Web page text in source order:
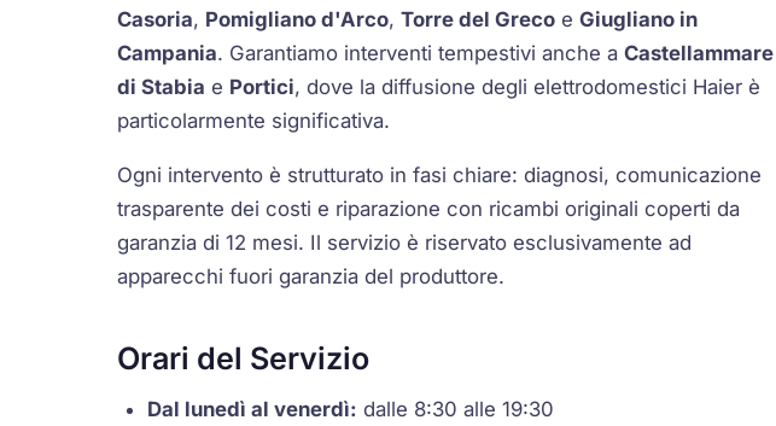
Casoria, Pomigliano d'Arco,Torre del Greco eGiugliano in
Campania. Garantiamo interventi tempestivi anche aCastellammare
di Stabia e Portici, dove la diffusione degli elettrodomestici Haier è
particolarmente significativa.
Ogni intervento è strutturato in fasi chiare: diagnosi, comunicazione
trasparente dei costi e riparazione con ricambi originali coperti da
garanzia di 12 mesi. Il servizio è riservato esclusivamente ad
apparecchi fuori garanzia del produttore.
Orari del Servizio
Dal lunedì al venerdì: dalle 8:30 alle 19:30